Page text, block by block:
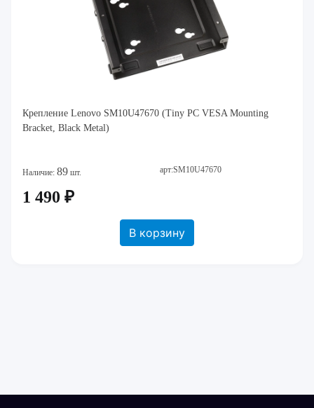
Крепление Lenovo SM10U47670 (Tiny PC VESA Mounting
Bracket, Black Metal)
Наличие: 89 шт. арт:SM10U47670
1 490 ₽
В корзину